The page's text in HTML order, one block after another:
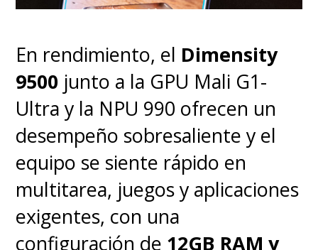
no nos queda otra que
en extremo claros para que el
usuario tenga información
real antes de poder invertir
su dinero en un nuevo
teléfono inteligente.
En rendimiento, el Dimensity
9500 junto a la GPU Mali G1-
Ultra y la NPU 990 ofrecen un
desempeño sobresaliente y el
equipo se siente rápido en
multitarea, juegos y aplicaciones
exigentes, con una
configuración de 12GB RAM y